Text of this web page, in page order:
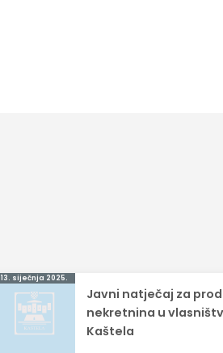
13. siječnja 2025.
Javni natječaj za
nekretnina u
Kaštela